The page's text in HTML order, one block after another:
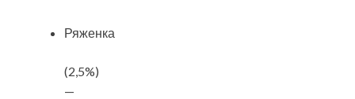
Ряженка
(2,5%)
—